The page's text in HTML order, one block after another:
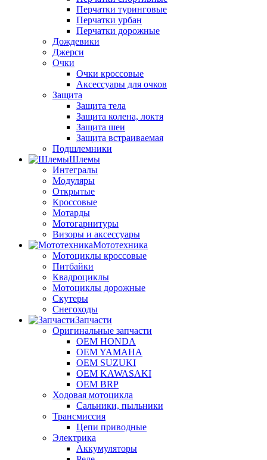
Перчатки туринговые
Перчатки урбан
Перчатки дорожные
Дождевики
Джерси
Очки
Очки кроссовые
Аксессуары для очков
Защита
Защита тела
Защита колена, локтя
Защита шеи
Защита встраиваемая
Подшлемники
Шлемы
Интегралы
Модуляры
Открытые
Кроссовые
Мотарды
Мотогарнитуры
Визоры и аксессуары
Мототехника
Мотоциклы кроссовые
Питбайки
Квадроциклы
Мотоциклы дорожные
Скутеры
Снегоходы
Запчасти
Оригинальные запчасти
OEM HONDA
OEM YAMAHA
OEM SUZUKI
OEM KAWASAKI
OEM BRP
Ходовая мотоцикла
Сальники, пыльники
Трансмиссия
Цепи приводные
Электрика
Аккумуляторы